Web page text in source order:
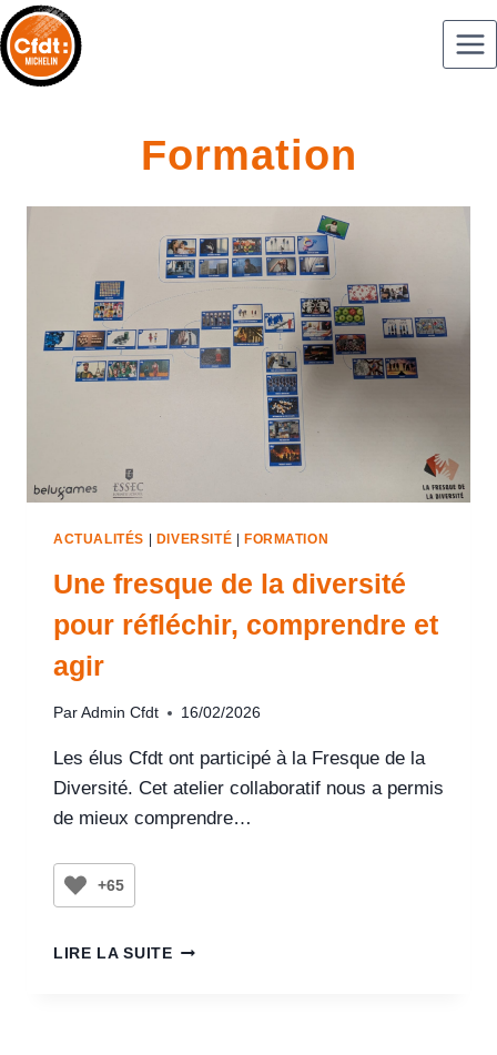
Formation
ACTUALITÉS | DIVERSITÉ | FORMATION
Une fresque de la diversité
pour réfléchir, comprendre et
agir
Par Admin Cfdt 16/02/2026
Les élus Cfdt ont participé à la Fresque de la
Diversité. Cet atelier collaboratif nous a permis
de mieux comprendre…
+65
LIRE LA SUITE